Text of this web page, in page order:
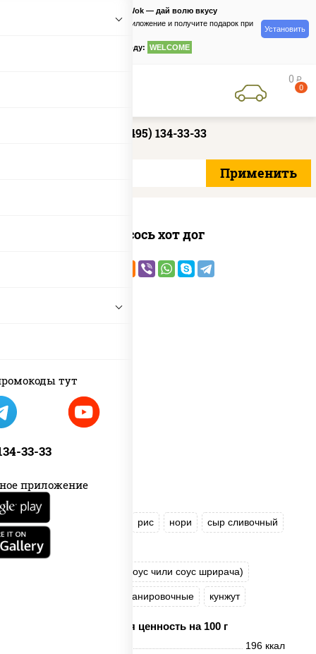
тут
33-33
приложение
PizzaSushiWok — дай волю вкусу
Скачайте приложение и получите подарок при
по промокоду: WELCOME
Установить
0 руб
0
+7 (495) 134-33-33
Лосось хот дог
лосось слабосоленый рис нори сыр сливочный
огурцы свежие
соус "Спайс" (майонез соус чили соус шрирача)
сухари панировочные кунжут
Пищевая ценность на 100 г
196 ккал